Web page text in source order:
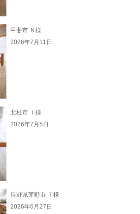
甲斐市 Ｎ様
2026年7月11日
北杜市 Ｉ様
2026年7月5日
長野県茅野市 Ｔ様
2026年6月27日